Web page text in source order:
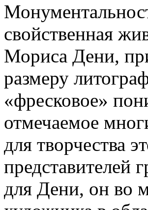
свойственная
Мориса Дени,
размеру
«фресковое»
отмечаемое
для творчества
представителей
для Дени, он во